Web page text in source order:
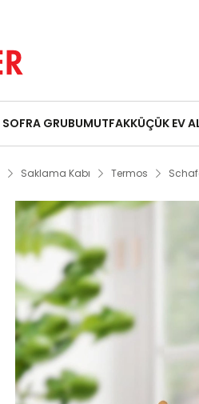
SOFRA GRUBUMUTFAKKÜÇÜK EV
Saklama Kabı Termos
Iron Man Termos 420 Ml-